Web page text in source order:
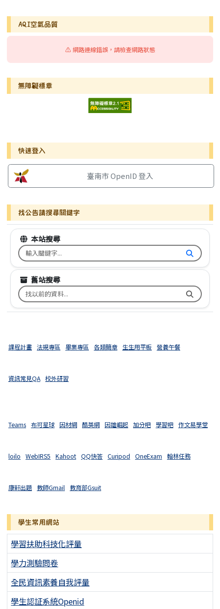
AQI空氣品質
⚠️ 網路連線錯誤，請檢查網路狀態
無障礙標章
右邊區域內容
快速登入
臺南市 OpenID 登入
找公告請搜尋關鍵字
本站搜尋
搜尋台南市文元國小全球資訊網關鍵字
舊站搜尋
搜尋台南市文元國小舊校網關鍵字
課程計畫 法規專區 畢業專區 各類簡章 生生用平板 營養午餐
資訊常見QA 校外研習
Teams 布可星球 因材網 酷英網 因雄崛起 加分吧 學習吧 作文易學堂
loilo WebIRS5 Kahoot QQ快答 Curipod OneExam 翰林任務
康軒出題 教師Gmail 教育部Gsuit
學生常用網站
學習扶助科技化評量
學力測驗問卷
全民資訊素養自我評量
學生認証系統Openid